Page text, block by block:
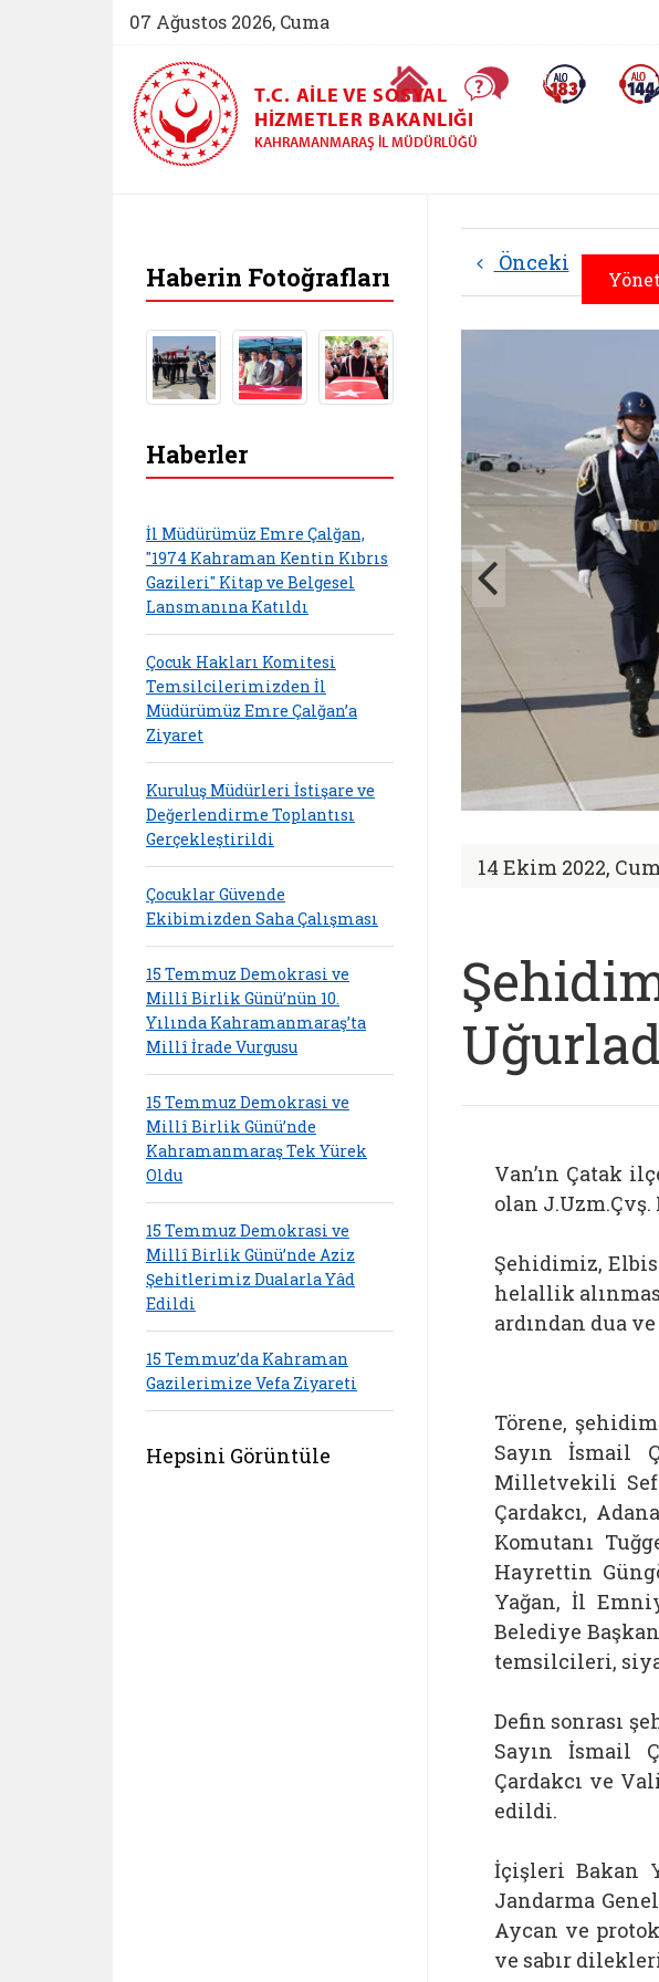
07 Ağustos 2026, Cuma
Ana Sayfa Sıkça Sorulan Sorular
Alo 183
T.C. AILE VE SOSYAL
HIZMETLER BAKANLIĞI
KAHRAMANMARAŞ İL MÜDÜRLÜĞÜ
Önceki
14 Ekim 2022,
Van’ın Çatak
olan
Şehidimiz,
helallik
ardından dua
Törene,
Sayın İsmail
Milletvekili
Çardakcı,
Komutanı
Hayrettin
Yağan, İl
Belediye
temsilcileri,
Defin sonrası
Sayın İsmail
Çardakcı ve
edildi.
İçişleri Bakan
Jandarma
Aycan ve
ve sabır
Haberin Fotoğrafları
Haberler
İl Müdürümüz Emre Çalğan,
"1974 Kahraman Kentin Kıbrıs
Gazileri" Kitap ve Belgesel
Lansmanına Katıldı
Çocuk Hakları Komitesi
Temsilcilerimizden İl
Müdürümüz Emre Çalğan’a
Ziyaret
Kuruluş Müdürleri İstişare ve
Değerlendirme Toplantısı
Gerçekleştirildi
Çocuklar Güvende
Ekibimizden Saha Çalışması
15 Temmuz Demokrasi ve
Millî Birlik Günü’nün 10.
Yılında Kahramanmaraş’ta
Millî İrade Vurgusu
15 Temmuz Demokrasi ve
Millî Birlik Günü’nde
Kahramanmaraş Tek Yürek
Oldu
15 Temmuz Demokrasi ve
Millî Birlik Günü’nde Aziz
Şehitlerimiz Dualarla Yâd
Edildi
15 Temmuz’da Kahraman
Gazilerimize Vefa Ziyareti
Hepsini Görüntüle